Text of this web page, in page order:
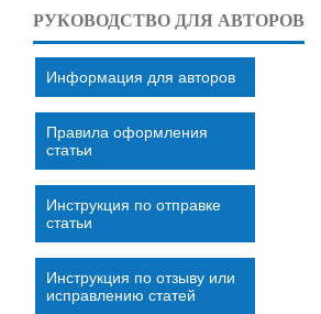
РУКОВОДСТВО ДЛЯ АВТОРОВ
Информация для авторов
Правила оформления
статьи
Инструкция по отправке
статьи
Инструкция по отзыву или
исправлению статей